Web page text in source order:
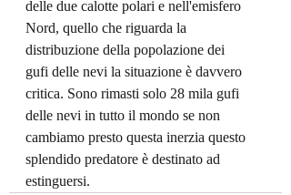
delle due calotte polari e nell'emisfero
Nord, quello che riguarda la
distribuzione della popolazione dei
gufi delle nevi la situazione è davvero
critica. Sono rimasti solo 28 mila gufi
delle nevi in tutto il mondo se non
cambiamo presto questa inerzia questo
splendido predatore è destinato ad
estinguersi.